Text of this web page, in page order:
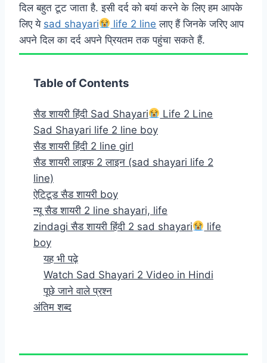
दिल बहुत टूट जाता है. इसी दर्द को बयां करने के लिए हम आपके
लिए ये sad shayari life 2 line लाए हैं जिनके जरिए आप
अपने दिल का दर्द अपने प्रियतम तक पहुंचा सकते हैं.
Table of Contents
सैड शायरी हिंदी Sad Shayari
Life 2 Line
Sad Shayari life 2 line boy
सैड शायरी हिंदी 2 line girl
सैड शायरी लाइफ 2 लाइन (sad shayari life 2
line)
ऐटिटूड सैड शायरी boy
न्यू सैड शायरी 2 line shayari, life
zindagi सैड शायरी हिंदी 2 sad shayari
life
boy
यह भी पढ़े
Watch Sad Shayari 2 Video in Hindi
पूछे जाने वाले प्रश्न
अंतिम शब्द